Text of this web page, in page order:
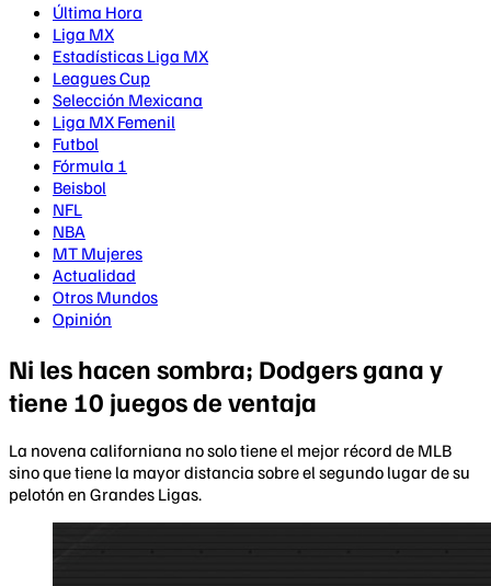
Última Hora
Liga MX
Estadísticas Liga MX
Leagues Cup
Selección Mexicana
Liga MX Femenil
Futbol
Fórmula 1
Beisbol
NFL
NBA
MT Mujeres
Actualidad
Otros Mundos
Opinión
Ni les hacen sombra; Dodgers gana y
tiene 10 juegos de ventaja
La novena californiana no solo tiene el mejor récord de MLB
sino que tiene la mayor distancia sobre el segundo lugar de su
pelotón en Grandes Ligas.